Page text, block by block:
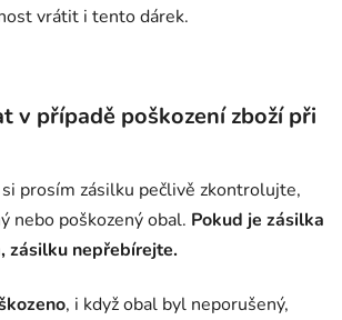
vrátit i tento dárek.
v případě poškození zboží při
prosím zásilku pečlivě zkontrolujte,
nebo poškozený obal. Pokud je zásilka
zásilku nepřebírejte.
, i když obal byl neporušený,